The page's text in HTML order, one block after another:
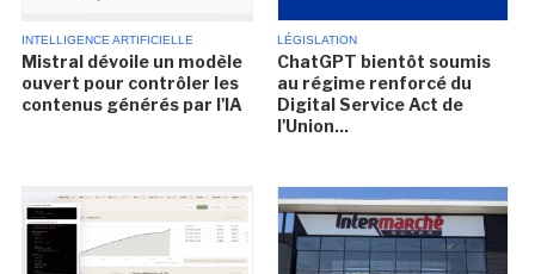
INTELLIGENCE ARTIFICIELLE
Mistral dévoile un modèle
ouvert pour contrôler les
contenus générés par l'IA
LÉGISLATION
ChatGPT bientôt soumis
au régime renforcé du
Digital Service Act de
l'Union...